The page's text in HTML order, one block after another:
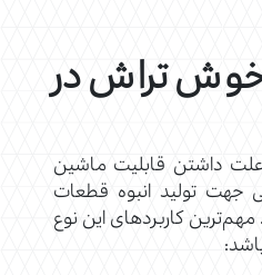
خوش تراش در
داشتن قابلیت ماشین
جهت تولید انبوه قطعات
کاربردهای این نوع